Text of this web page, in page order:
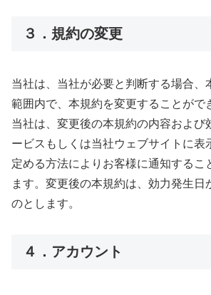
３．規約の変更
当社は、当社が必要と判断する場合、
範囲内で、本規約を変更することがで
当社は、変更後の本規約の内容および
ービスもしくは当社ウェブサイトに表
定める方法によりお客様に通知するこ
ます。変更後の本規約は、効力発生日
のとします。
４．アカウント